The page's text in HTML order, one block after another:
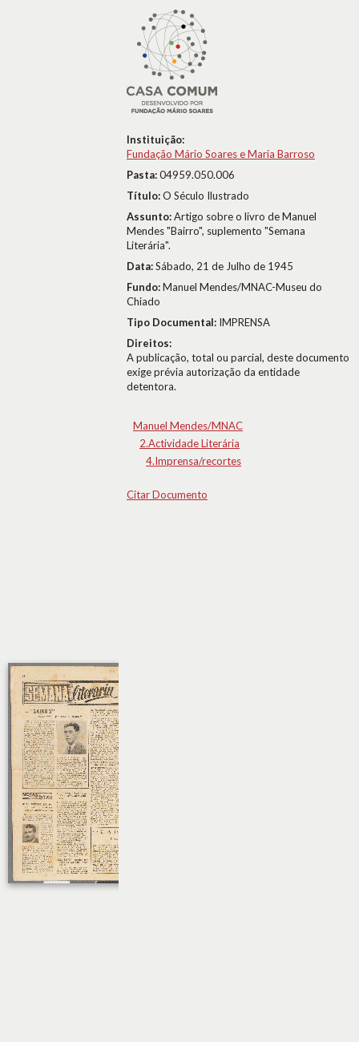
Instituição:
Fundação Mário Soares e Maria Barroso
Pasta:04959.050.006
Título:O Século Ilustrado
Assunto:Artigo sobre o livro de Manuel
Mendes "Bairro", suplemento "Semana
Literária".
Data:Sábado, 21 de Julho de 1945
Fundo:Manuel Mendes/MNAC-Museu do
Chiado
Tipo Documental: IMPRENSA
Direitos:
A publicação, total ou parcial, deste documento
exige prévia autorização da entidade
detentora.
Manuel Mendes/MNAC
2.Actividade Literária
4.Imprensa/recortes
Citar Documento